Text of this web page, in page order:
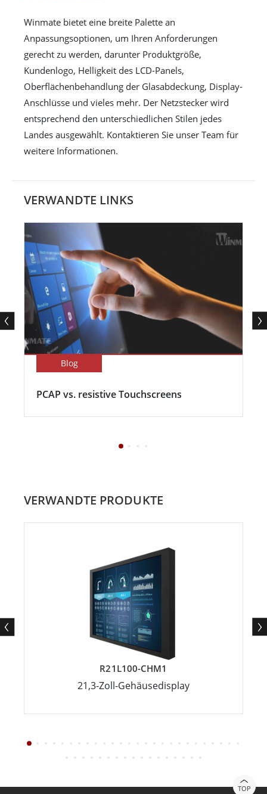
Winmate bietet eine breite Palette an
Anpassungsoptionen, um Ihren Anforderungen
gerecht zu werden, darunter Produktgröße,
Kundenlogo, Helligkeit des LCD-Panels,
Oberflächenbehandlung der Glasabdeckung, Display-
Anschlüsse und vieles mehr. Der Netzstecker wird
entsprechend den unterschiedlichen Stilen jedes
Landes ausgewählt. Kontaktieren Sie unser Team für
weitere Informationen.
VERWANDTE LINKS
Blog
PCAP vs. resistive Touchscreens
VERWANDTE PRODUKTE
R21L100-CHM1
21,3-Zoll-Gehäusedisplay
TOP